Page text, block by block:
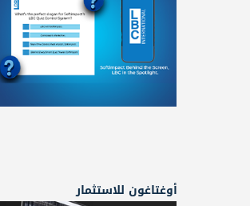
أوغتاغون للاستثمار